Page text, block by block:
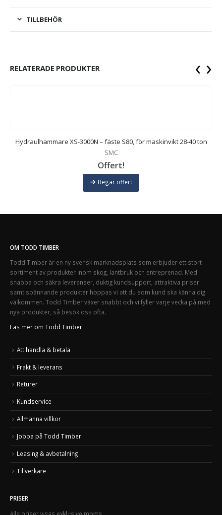
TILLBEHÖR
RELATERADE PRODUKTER
Hydraulhammare XS-3000N – fäste S80, för maskinvikt 28-40 ton
SMC
Offert!
Begär offert
‹ ›
OM TODD TIMBER
Todd Timber är en ny svensk marknadsplats som erbjuder ett stort
sortiment av produkter inom skog, lantbruk och entreprenad. Med
snabba och säkra leveranser, duktig kundsupport, attraktiva priser
samt spännande produkter hoppas vi att du som kund ska känna dig
välkommen. Todd Timber växer snabbt och vi fyller varje vecka på med
nya produkter, så besök oss ofta.
Läs mer om Todd Timber
Att handla & betala
Frakt & leverans
Returer
Kundservice
Allmänna villkor
Jobba på Todd Timber
Leasing & avbetalning
Tillverkare
PRISER